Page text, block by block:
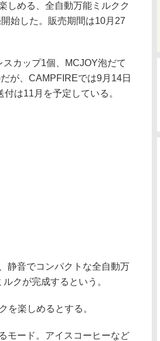
しめる、全自動万能ミルクク
始した。販売期間は10月27
カップ1個、MCJOY泡だて
が、CAMPFIREでは9月14日
は11月を予定している。
静音でコンパクトな全自動万
クが完成するという。
を楽しめるとする。
モード。アイスコーヒーなど